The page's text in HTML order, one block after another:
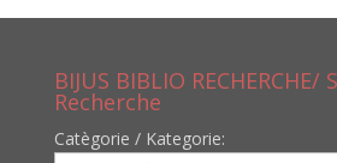
BIJUS BIBLIO RECHERCHE/
Recherche
Catègorie / Kategorie: